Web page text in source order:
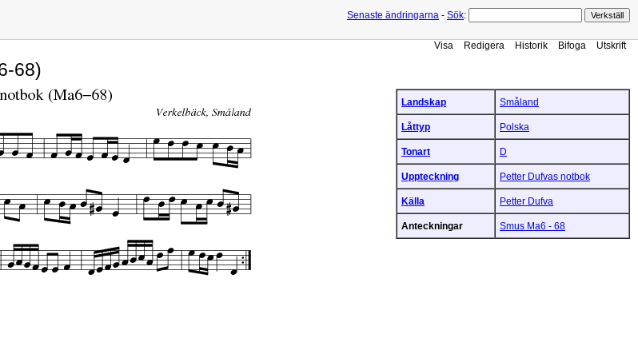
Senaste ändringarna - Sök:
Visa Redigera Historik Bifoga Utskrift
68)
Landskap Småland
Låttyp Polska
Tonart D
Uppteckning Petter Dufvas notbok
Källa Petter Dufva
Anteckningar Smus Ma6 - 68